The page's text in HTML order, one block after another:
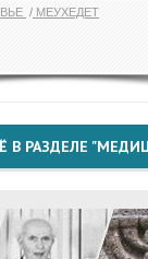
МЕУХЕДЕТ
В РАЗДЕЛЕ